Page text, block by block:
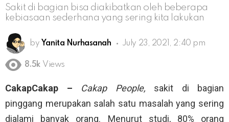
Sakit di bagian bisa diakibatkan oleh beberapa
kebiasaan sederhana yang sering kita lakukan
by Yanita Nurhasanah July 23, 2021, 2:40 pm
8.5k Views
CakapCakap – Cakap People, sakit di bagian
pinggang merupakan salah satu masalah yang sering
dialami banyak orang. Menurut studi, 80% orang